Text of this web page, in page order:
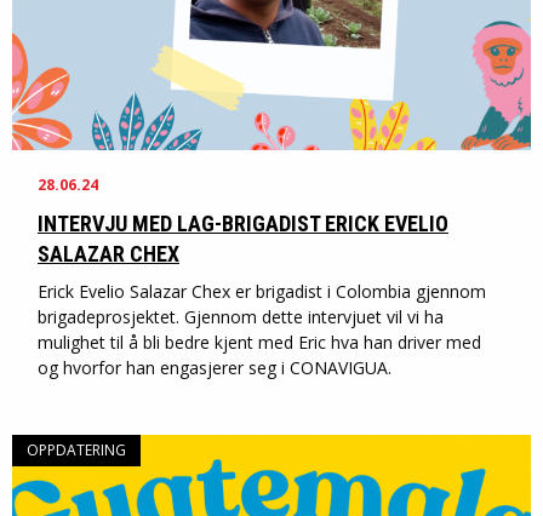
28.06.24
INTERVJU MED LAG-BRIGADIST ERICK EVELIO
SALAZAR CHEX
Erick Evelio Salazar Chex er brigadist i Colombia gjennom
brigadeprosjektet. Gjennom dette intervjuet vil vi ha
mulighet til å bli bedre kjent med Eric hva han driver med
og hvorfor han engasjerer seg i CONAVIGUA.
OPPDATERING